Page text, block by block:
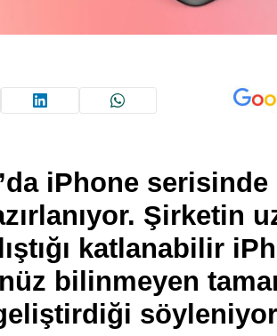
iPhone
Şirketin
katlanabilir
bilinmeyen